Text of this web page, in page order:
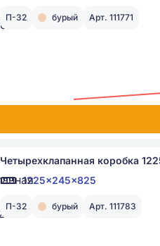
П-32 бурый Арт. 111771
Четырехклапанная коробка
1225x245x825
П-32 бурый Арт. 111783